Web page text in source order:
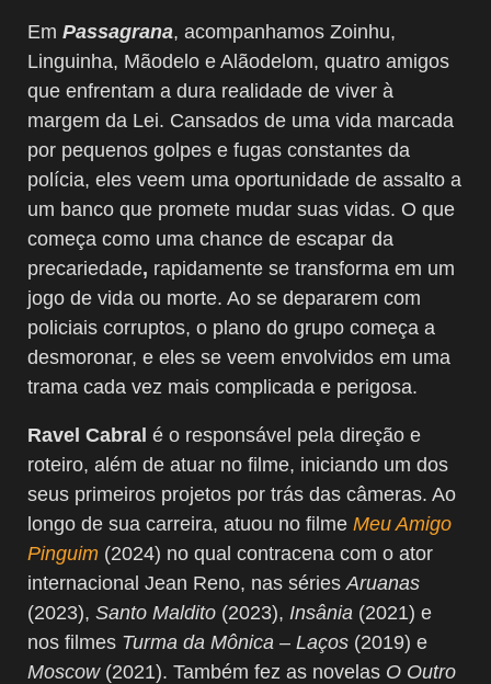
Em Passagrana, acompanhamos Zoinhu,
Linguinha, Mãodelo e Alãodelom, quatro amigos
que enfrentam a dura realidade de viver à
margem da Lei. Cansados de uma vida marcada
por pequenos golpes e fugas constantes da
polícia, eles veem uma oportunidade de assalto a
um banco que promete mudar suas vidas. O que
começa como uma chance de escapar da
precariedade, rapidamente se transforma em um
jogo de vida ou morte. Ao se depararem com
policiais corruptos, o plano do grupo começa a
desmoronar, e eles se veem envolvidos em uma
trama cada vez mais complicada e perigosa.
Ravel Cabral é o responsável pela direção e
roteiro, além de atuar no filme, iniciando um dos
seus primeiros projetos por trás das câmeras. Ao
longo de sua carreira, atuou no filme Meu Amigo
Pinguim (2024) no qual contracena com o ator
internacional Jean Reno, nas séries Aruanas
(2023), Santo Maldito (2023), Insânia (2021) e
nos filmes Turma da Mônica – Laços (2019) e
Moscow(2021). Também fez as novelas O Outro